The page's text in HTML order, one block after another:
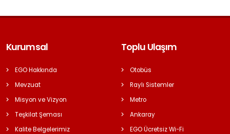
Kurumsal
EGO Hakkında
Mevzuat
Misyon ve Vizyon
Teşkilat Şeması
Kalite Belgelerimiz
Toplu Ulaşım
Otobüs
Raylı Sistemler
Metro
Ankaray
EGO Ücretsiz Wi-Fi